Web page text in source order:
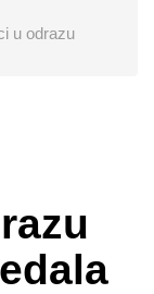
u odrazu